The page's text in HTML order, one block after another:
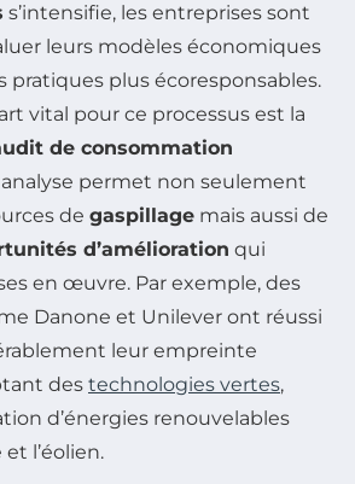
s’intensifie, les entreprises sont
leurs modèles économiques
pratiques plus écoresponsables.
vital pour ce processus est la
de consommation
analyse permet non seulement
de gaspillage mais aussi de
d’amélioration qui
en œuvre. Par exemple, des
Danone et Unilever ont réussi
leur empreinte
des technologies vertes,
d’énergies renouvelables
l’éolien.